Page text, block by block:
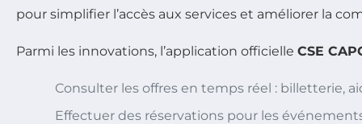
pour simplifier l’accès aux services et améliorer la
Parmi les innovations, l’application officielle CSE
Consulter les offres en temps réel : billetterie,
Effectuer des réservations pour les